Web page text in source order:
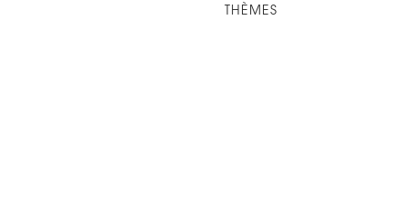
THÈMES